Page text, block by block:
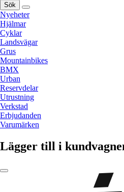
Sök
Nyeheter
Hjälmar
Cyklar
Landsvägar
Grus
Mountainbikes
BMX
Urban
Reservdelar
Utrustning
Verkstad
Erbjudanden
Varumärken
Lägger till i